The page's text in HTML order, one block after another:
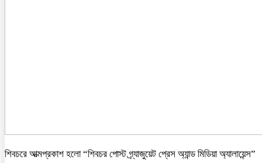
শিবচরে আত্মপ্রকাশ হলো “শিবচর পোস্ট গ্র্যাজুয়েট প্রেস অ্যান্ড মিডিয়া অ্যালায়েন্স”